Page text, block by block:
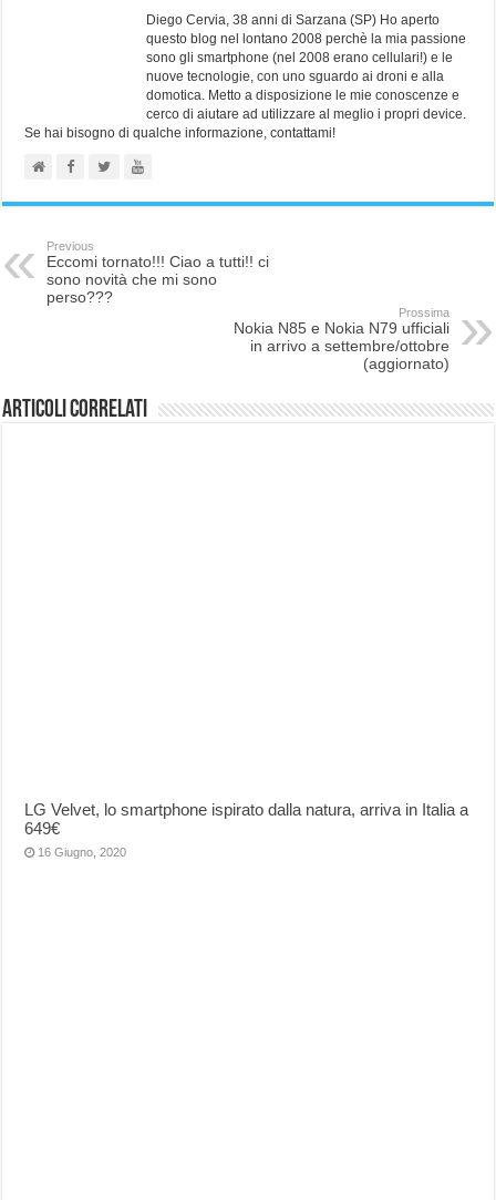
Diego Cervia, 38 anni di Sarzana (SP) Ho aperto
questo blog nel lontano 2008 perchè la mia passione
sono gli smartphone (nel 2008 erano cellulari!) e le
nuove tecnologie, con uno sguardo ai droni e alla
domotica. Metto a disposizione le mie conoscenze e
cerco di aiutare ad utilizzare al meglio i propri device.
Se hai bisogno di qualche informazione, contattami!
Previous
Eccomi tornato!!! Ciao a tutti!! ci
sono novità che mi sono
perso???
Prossima
Nokia N85 e Nokia N79 ufficiali
in arrivo a settembre/ottobre
(aggiornato)
Articoli correlati
LG Velvet, lo smartphone ispirato dalla natura, arriva in Italia a
649€
16 Giugno, 2020